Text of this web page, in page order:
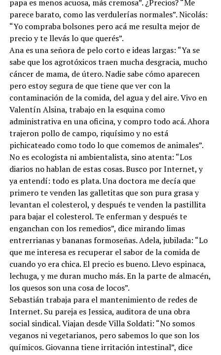
papa es menos acuosa, más cremosa”. ¿Precios? “Me
parece barato, como las verdulerías normales”. Nicolás:
“Yo compraba bolsones pero acá me resulta mejor de
precio y te llevás lo que querés”.
Ana es una señora de pelo corto e ideas largas: “Ya se
sabe que los agrotóxicos traen mucha desgracia, mucho
cáncer de mama, de útero. Nadie sabe cómo aparecen
pero estoy segura de que tiene que ver con la
contaminación de la comida, del agua y del aire. Vivo en
Valentín Alsina, trabajo en la esquina como
administrativa en una oficina, y compro todo acá. Ahora
trajeron pollo de campo, riquísimo y no está
pichicateado como todo lo que comemos de animales”.
No es ecologista ni ambientalista, sino atenta: “Los
diarios no hablan de estas cosas. Busco por Internet, y
ya entendí: todo es plata. Una doctora me decía que
primero te venden las galletitas que son pura grasa y
levantan el colesterol, y después te venden la pastillita
para bajar el colesterol. Te enferman y después te
enganchan con los remedios”, dice mirando limas
entrerrianas y bananas formoseñas. Adela, jubilada: “Lo
que me interesa es recuperar el sabor de la comida de
cuando yo era chica. El precio es bueno. Llevo espinaca,
lechuga, y me duran mucho más. En la parte de almacén,
los quesos son una cosa de locos”.
Sebastián trabaja para el mantenimiento de redes de
Internet. Su pareja es Jessica, auditora de una obra
social sindical. Viajan desde Villa Soldati: “No somos
veganos ni vegetarianos, pero sabemos lo que son los
químicos. Giovanna tiene irritación intestinal”, dice